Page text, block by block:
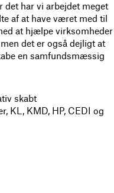
det har vi arbejdet meget
af at have været med til
at hjælpe virksomheder
det er også dejligt at
en samfundsmæssig
skabt
KL, KMD, HP, CEDI og